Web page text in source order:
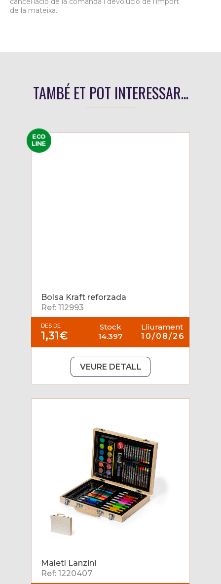
de la mateixa.
TAMBÉ ET POT INTERESSAR...
Bolsa Kraft reforzada
Ref: 112993
DES DE
1,31€
Stock
14.397
Lliurament
10/08/26
VEURE DETALL
Maletí Lanzini
Ref: 1220407